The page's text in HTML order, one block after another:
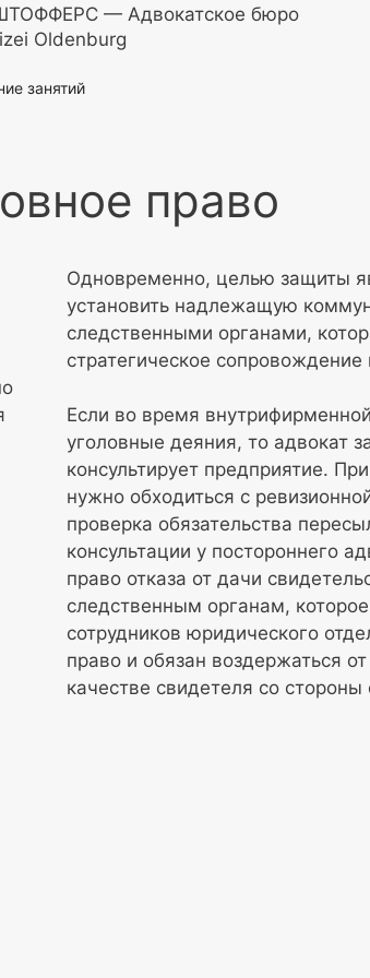
занятий
право
Одновременно, целью защиты
установить надлежащую
следственными органами,
стратегическое сопровождение
Если во время
уголовные деяния, то адвокат
консультирует предприятие.
нужно обходиться с
проверка обязательства
консультации у постороннего
право отказа от дачи
следственным органам,
сотрудников юридического
право и обязан воздержаться
качестве свидетеля со